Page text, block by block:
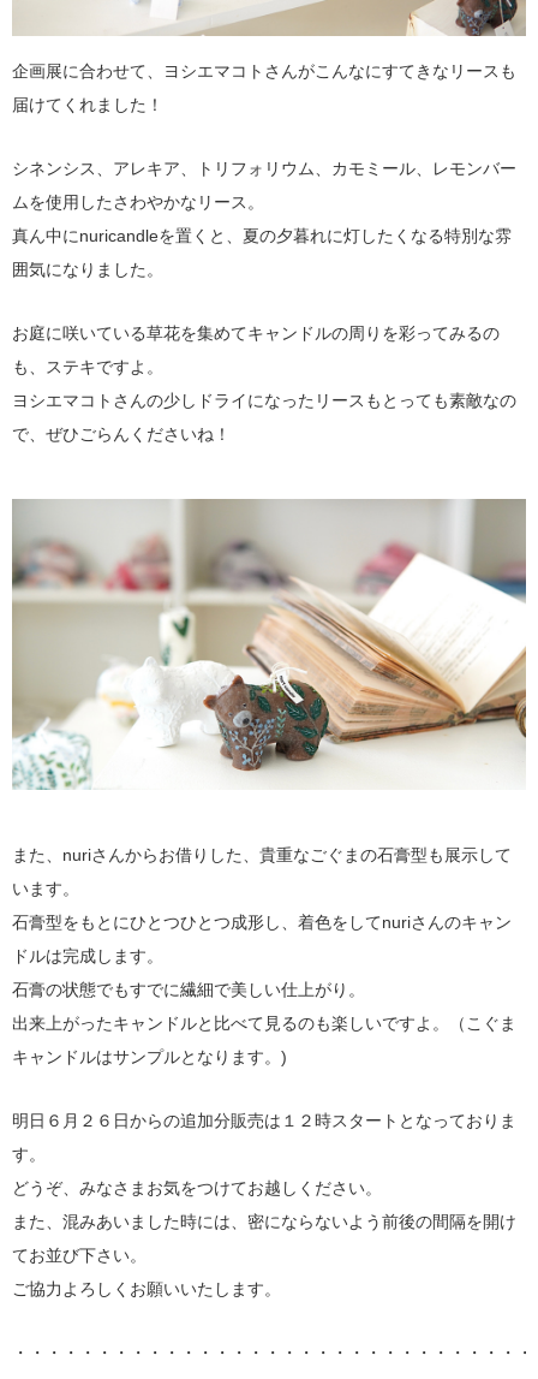
企画展に合わせて、ヨシエマコトさんがこんなにすてきなリースも
届けてくれました！
シネンシス、アレキア、トリフォリウム、カモミール、レモンバー
ムを使用したさわやかなリース。
真ん中にnuricandleを置くと、夏の夕暮れに灯したくなる特別な雰
囲気になりました。
お庭に咲いている草花を集めてキャンドルの周りを彩ってみるの
も、ステキですよ。
ヨシエマコトさんの少しドライになったリースもとっても素敵なの
で、ぜひごらんくださいね！
また、nuriさんからお借りした、貴重なごぐまの石膏型も展示して
います。
石膏型をもとにひとつひとつ成形し、着色をしてnuriさんのキャン
ドルは完成します。
石膏の状態でもすでに繊細で美しい仕上がり。
出来上がったキャンドルと比べて見るのも楽しいですよ。（こぐま
キャンドルはサンプルとなります。)
明日６月２６日からの追加分販売は１２時スタートとなっておりま
す。
どうぞ、みなさまお気をつけてお越しください。
また、混みあいました時には、密にならないよう前後の間隔を開け
てお並び下さい。
ご協力よろしくお願いいたします。
・・・・・・・・・・・・・・・・・・・・・・・・・・・・・・